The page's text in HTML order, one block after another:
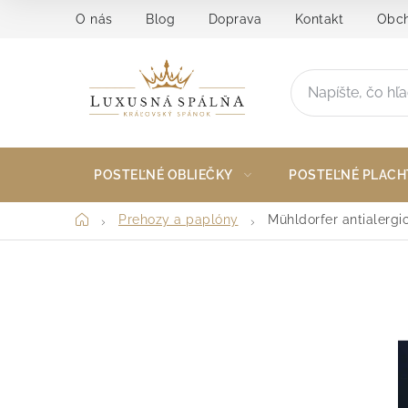
O nás Blog Doprava Kontakt
POSTEĽNÉ OBLIEČKY POSTEĽNÉ
DomovPrehozy a paplóny Mühldorfer